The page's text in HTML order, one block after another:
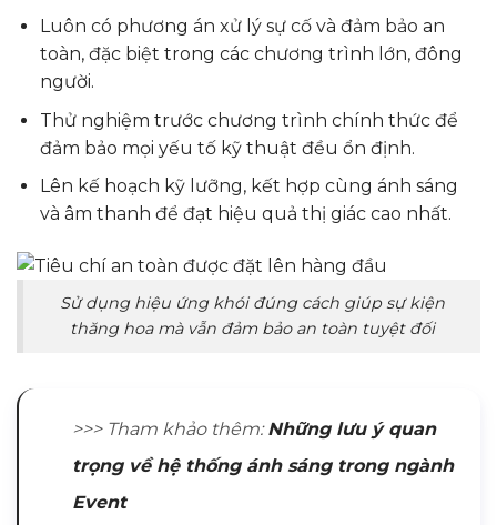
Luôn có phương án xử lý sự cố và đảm bảo an
toàn, đặc biệt trong các chương trình lớn, đông
người.
Thử nghiệm trước chương trình chính thức để
đảm bảo mọi yếu tố kỹ thuật đều ổn định.
Lên kế hoạch kỹ lưỡng, kết hợp cùng ánh sáng
và âm thanh để đạt hiệu quả thị giác cao nhất.
Sử dụng hiệu ứng khói đúng cách giúp sự kiện
thăng hoa mà vẫn đảm bảo an toàn tuyệt đối
>>> Tham khảo thêm:Những lưu ý quan
trọng về hệ thống ánh sáng trong ngành
Event